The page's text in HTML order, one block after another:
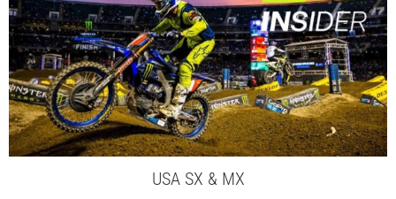
USA SX & MX